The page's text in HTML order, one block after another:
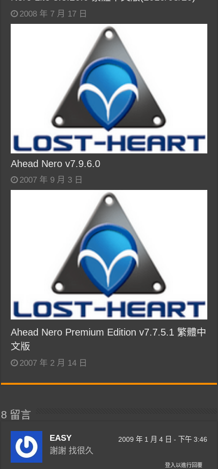
2008 年 7 月 17 日
Ahead Nero v7.9.6.0
2007 年 9 月 3 日
Ahead Nero Premium Edition v7.7.5.1 繁體中
文版
2007 年 2 月 14 日
8 留言
EASY 2009 年 1 月 4 日 - 下午 3:46
謝謝 找很久
登入以進行回覆